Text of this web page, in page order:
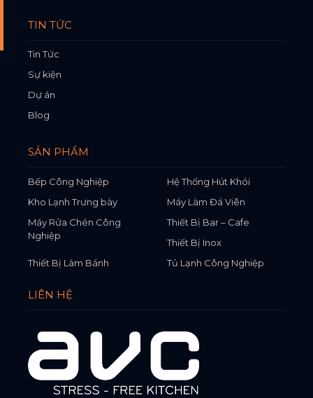
TIN TỨC
Tin Tức
Sự kiện
Dự án
Blog
SẢN PHẨM
Bếp Công Nghiệp
Hệ Thống Hút Khói
Kho Lạnh Trưng bày
Máy Làm Đá Viên
Máy Rửa Chén Công
Nghiệp
Thiết Bị Bar – Cafe
Thiết Bị Inox
Thiết Bị Làm Bánh
Tủ Lạnh Công Nghiệp
LIÊN HỆ